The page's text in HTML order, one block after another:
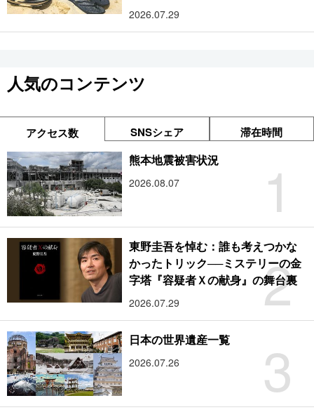
2026.07.29
人気のコンテンツ
アクセス数 SNSシェア 滞在時間
1
熊本地震被害状況
2026.08.07
2
東野圭吾を悼む：誰も考えつかな
かったトリック──ミステリーの金
字塔『容疑者Ｘの献身』の舞台裏
2026.07.29
3
日本の世界遺産一覧
2026.07.26